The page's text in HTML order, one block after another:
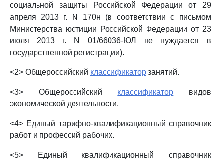
социальной защиты Российской Федерации от 29
апреля 2013 г. N 170н (в соответствии с письмом
Министерства юстиции Российской Федерации от 23
июля 2013 г. N 01/66036-ЮЛ не нуждается в
государственной регистрации).
<2> Общероссийский классификатор занятий.
<3> Общероссийский классификатор видов
экономической деятельности.
<4> Единый тарифно-квалификационный справочник
работ и профессий рабочих.
<5> Единый квалификационный справочник